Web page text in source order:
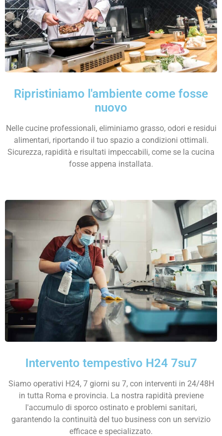
Ripristiniamo l'ambiente come fosse
nuovo
Nelle cucine professionali, eliminiamo grasso, odori e residui
alimentari, riportando il tuo spazio a condizioni ottimali.
Sicurezza, rapidità e risultati impeccabili, come se la cucina
fosse appena installata.
Intervento tempestivo​ H24 7su7
Siamo operativi H24, 7 giorni su 7, con interventi in 24/48H
in tutta Roma e provincia. La nostra rapidità previene
l'accumulo di sporco ostinato e problemi sanitari,
garantendo la continuità del tuo business con un servizio
efficace e specializzato.